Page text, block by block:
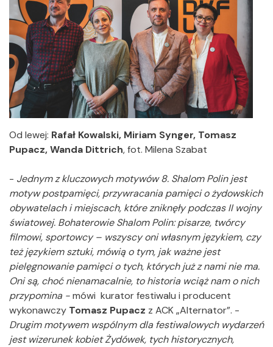
Od lewej: Rafał Kowalski, Miriam Synger, Tomasz
Pupacz, Wanda Dittrich, fot. Milena Szabat
- Jednym z kluczowych motywów 8. Shalom Polin jest
motyw postpamięci, przywracania pamięci o żydowskich
obywatelach i miejscach, które zniknęły podczas II wojny
światowej. Bohaterowie Shalom Polin: pisarze, twórcy
filmowi, sportowcy – wszyscy oni własnym językiem, czy
też językiem sztuki, mówią o tym, jak ważne jest
pielęgnowanie pamięci o tych, których już z nami nie ma.
Oni są, choć nienamacalnie, to historia wciąż nam o nich
przypomina -mówi kurator festiwalu i producent
wykonawczy Tomasz Pupacz z ACK „Alternator”. -
Drugim motywem wspólnym dla festiwalowych wydarzeń
jest wizerunek kobiet Żydówek, tych historycznych,